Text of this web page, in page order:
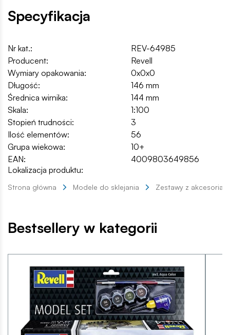
Specyfikacja
Nr kat.:
REV-64985
Producent:
Revell
Wymiary opakowania:
0x0x0
Długość:
146 mm
Średnica wirnika:
144 mm
Skala:
1:100
Stopień trudności:
3
Ilość elementów:
56
Grupa wiekowa:
10+
EAN:
4009803649856
Lokalizacja produktu:
Strona główna Modele do sklejania Zestawy z akcesoriami
Bestsellery w kategorii